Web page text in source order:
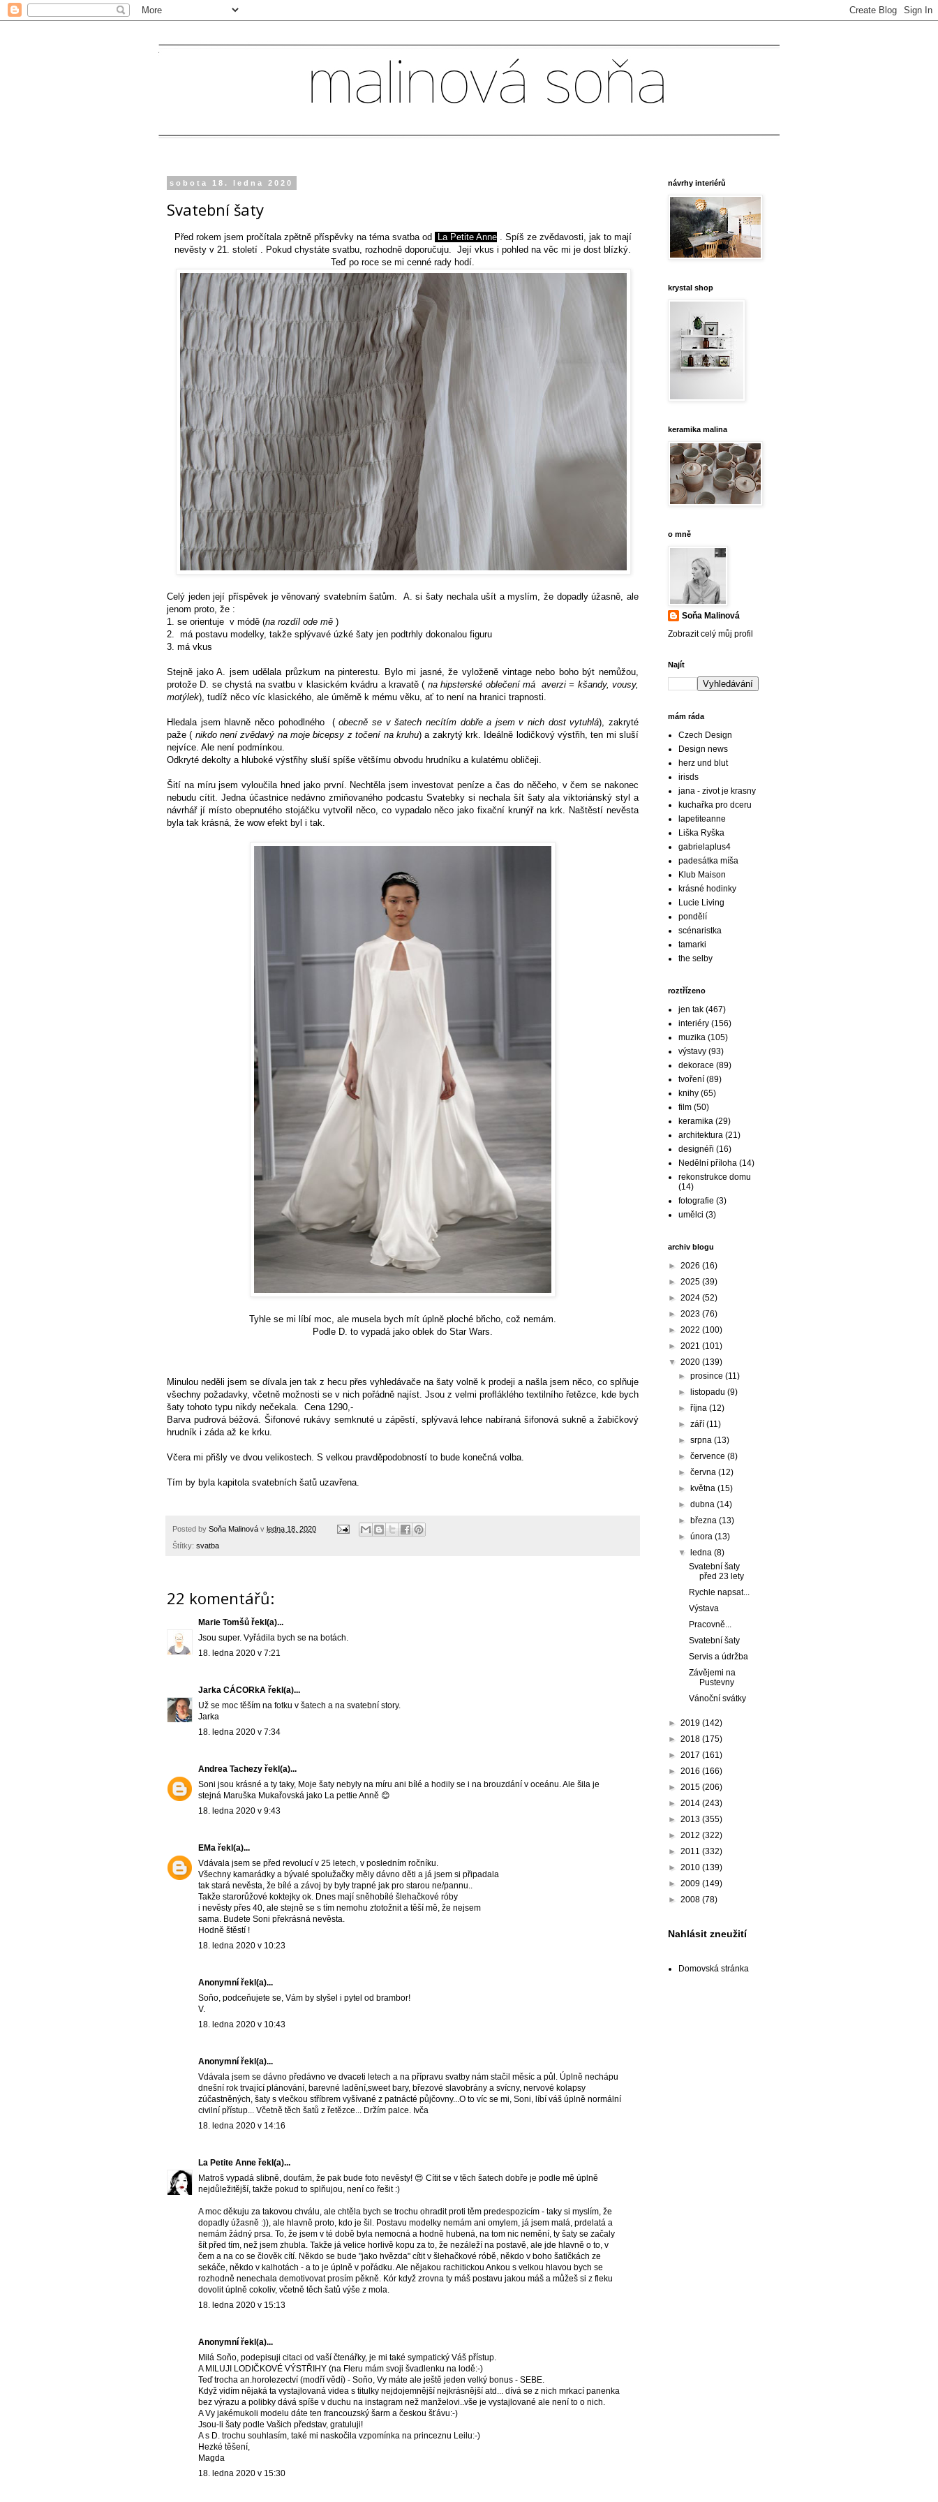
sobota 18. ledna 2020
Svatební šaty
Před rokem jsem pročítala zpětně příspěvky na téma svatba od La Petite Anne. Spíš ze zvědavosti, jak to mají
nevěsty v 21. století . Pokud chystáte svatbu, rozhodně doporučuju. Její vkus i pohled na věc mi je dost blízký.
Teď po roce se mi cenné rady hodí.
Celý jeden její příspěvek je věnovaný svatebním šatům. A. si šaty nechala ušít a myslím, že dopadly úžasně, ale
jenom proto, že :
1. se orientuje v módě (na rozdíl ode mě )
2. má postavu modelky, takže splývavé úzké šaty jen podtrhly dokonalou figuru
3. má vkus
Stejně jako A. jsem udělala průzkum na pinterestu. Bylo mi jasné, že vyloženě vintage nebo boho být nemůžou,
protože D. se chystá na svatbu v klasickém kvádru a kravatě ( na hipsterské oblečení má averzi = kšandy, vousy,
motýlek), tudíž něco víc klasického, ale úměrně k mému věku, ať to není na hranici trapnosti.
Hledala jsem hlavně něco pohodlného (obecně se v šatech necítím dobře a jsem v nich dost vytuhlá), zakryté
paže ( nikdo není zvědavý na moje bicepsy z točení na kruhu) a zakrytý krk. Ideálně lodičkový výstřih, ten mi sluší
nejvíce. Ale není podmínkou.
Odkryté dekolty a hluboké výstřihy sluší spíše většímu obvodu hrudníku a kulatému obličeji.
Šití na míru jsem vyloučila hned jako první. Nechtěla jsem investovat peníze a čas do něčeho, v čem se nakonec
nebudu cítit. Jedna účastnice nedávno zmiňovaného podcastu Svatebky si nechala šít šaty ala viktoriánský styl a
návrhář jí místo obepnutého stojáčku vytvořil něco, co vypadalo něco jako fixační krunýř na krk. Naštěstí nevěsta
byla tak krásná, že wow efekt byl i tak.
Tyhle se mi líbí moc, ale musela bych mít úplně ploché břicho, což nemám.
Podle D. to vypadá jako oblek do Star Wars.
Minulou neděli jsem se dívala jen tak z hecu přes vyhledávače na šaty volně k prodeji a našla jsem něco, co splňuje
všechny požadavky, včetně možnosti se v nich pořádně najíst. Jsou z velmi profláklého textilního řetězce, kde bych
šaty tohoto typu nikdy nečekala. Cena 1290,-
Barva pudrová béžová. Šifonové rukávy semknuté u zápěstí, splývavá lehce nabíraná šifonová sukně a žabičkový
hrudník i záda až ke krku.
Včera mi přišly ve dvou velikostech. S velkou pravděpodobností to bude konečná volba.
Tím by byla kapitola svatebních šatů uzavřena.
Posted by Soňa Malinová v ledna 18, 2020
Štítky: svatba
22 komentářů:
Marie Tomšů řekl(a)...
Jsou super. Vyřádila bych se na botách.
18. ledna 2020 v 7:21
Jarka CÁCORkA řekl(a)...
Už se moc těším na fotku v šatech a na svatební story.
Jarka
18. ledna 2020 v 7:34
Andrea Tachezy řekl(a)...
Soni jsou krásné a ty taky, Moje šaty nebyly na míru ani bílé a hodily se i na brouzdání v oceánu. Ale šila je
stejná Maruška Mukařovská jako La pettie Anně 😊
18. ledna 2020 v 9:43
EMa řekl(a)...
Vdávala jsem se před revolucí v 25 letech, v posledním ročníku.
Všechny kamarádky a bývalé spolužačky měly dávno děti a já jsem si připadala
tak stará nevěsta, že bílé a závoj by byly trapné jak pro starou ne/pannu..
Takže starorůžové koktejky ok. Dnes mají sněhobílé šlehačkové róby
i nevěsty přes 40, ale stejně se s tím nemohu ztotožnit a těší mě, že nejsem
sama. Budete Soni překrásná nevěsta.
Hodně štěstí !
18. ledna 2020 v 10:23
Anonymní řekl(a)...
Soňo, podceňujete se, Vám by slyšel i pytel od brambor!
V.
18. ledna 2020 v 10:43
Anonymní řekl(a)...
Vdávala jsem se dávno předávno ve dvaceti letech a na přípravu svatby nám stačil měsíc a půl. Úplně nechápu
dnešní rok trvající plánování, barevné ladění,sweet bary, březové slavobrány a svícny, nervové kolapsy
zúčastněných, šaty s vlečkou stříbrem vyšívané z patnácté půjčovny...O to víc se mi, Soni, líbí váš úplně normální
civilní přístup... Včetně těch šatů z řetězce... Držím palce. Ivča
18. ledna 2020 v 14:16
La Petite Anne řekl(a)...
Matroš vypadá slibně, doufám, že pak bude foto nevěsty! 😍 Cítit se v těch šatech dobře je podle mě úplně
nejdůležitější, takže pokud to splňujou, není co řešit :)
A moc děkuju za takovou chválu, ale chtěla bych se trochu ohradit proti těm predespozicím - taky si myslím, že
dopadly úžasně :)), ale hlavně proto, kdo je šil. Postavu modelky nemám ani omylem, já jsem malá, prdelatá a
nemám žádný prsa. To, že jsem v té době byla nemocná a hodně hubená, na tom nic nemění, ty šaty se začaly
šít před tím, než jsem zhubla. Takže já velice horlivě kopu za to, že nezáleží na postavě, ale jde hlavně o to, v
čem a na co se člověk cítí. Někdo se bude "jako hvězda" cítit v šlehačkové róbě, někdo v boho šatičkách ze
sekáče, někdo v kalhotách - a to je úplně v pořádku. Ale nějakou rachitickou Ankou s velkou hlavou bych se
rozhodně nenechala demotivovat prosím pěkně. Kór když zrovna ty máš postavu jakou máš a můžeš si z fleku
dovolit úplně cokoliv, včetně těch šatů výše z mola.
18. ledna 2020 v 15:13
Anonymní řekl(a)...
Milá Soňo, podepisuji citaci od vaší čtenářky, je mi také sympatický Váš přístup.
A MILUJI LODIČKOVÉ VÝSTŘIHY (na Fleru mám svoji švadlenku na lodě:-)
Teď trocha an.horolezectví (modří vědí) - Soňo, Vy máte ale ještě jeden velký bonus - SEBE.
Když vidím nějaká ta vystajlovaná videa s titulky nejdojemnější nejkrásnější atd... dívá se z nich mrkací panenka
bez výrazu a polibky dává spíše v duchu na instagram než manželovi..vše je vystajlované ale není to o nich.
A Vy jakémukoli modelu dáte ten francouzský šarm a českou šťávu:-)
Jsou-li šaty podle Vašich představ, gratuluji!
A s D. trochu souhlasím, také mi naskočila vzpomínka na princeznu Leilu:-)
Hezké těšení,
Magda
18. ledna 2020 v 15:30
návrhy interiérů
krystal shop
keramika malina
o mně
Soňa Malinová
Zobrazit celý můj profil
Najít
mám ráda
Czech Design
Design news
herz und blut
irisds
jana - zivot je krasny
kuchařka pro dceru
lapetiteanne
Liška Ryška
gabrielaplus4
padesátka míša
Klub Maison
krásné hodinky
Lucie Living
pondělí
scénaristka
tamarki
the selby
roztřízeno
jen tak (467)
interiéry (156)
muzika (105)
výstavy (93)
dekorace (89)
tvoření (89)
knihy (65)
film (50)
keramika (29)
architektura (21)
designéři (16)
Nedělní příloha (14)
rekonstrukce domu
(14)
fotografie (3)
umělci (3)
archiv blogu
► 2026 (16)
► 2025 (39)
► 2024 (52)
► 2023 (76)
► 2022 (100)
► 2021 (101)
▼ 2020 (139)
►prosince(11)
►
listopadu(9)
►října(12)
►září(11)
►srpna(13)
►července(8)
►června(12)
► května(15)
►dubna(14)
► března(13)
►února(13)
▼
ledna(8)
Svatební šaty
před 23 lety
Rychle napsat...
Výstava
Pracovně...
Svatební šaty
Servis a údržba
Závějemi na
Pustevny
Vánoční svátky
► 2019 (142)
► 2018 (175)
► 2017 (161)
► 2016 (166)
► 2015 (206)
► 2014 (243)
► 2013 (355)
► 2012 (322)
► 2011 (332)
► 2010 (139)
► 2009 (149)
► 2008 (78)
Nahlásit zneužití
Domovská stránka